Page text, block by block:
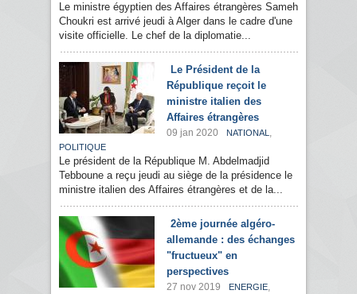
Le ministre égyptien des Affaires étrangères Sameh
Choukri est arrivé jeudi à Alger dans le cadre d'une
visite officielle. Le chef de la diplomatie...
Le Président de la
République reçoit le
ministre italien des
Affaires étrangères
09 jan 2020 NATIONAL ,
POLITIQUE
Le président de la République M. Abdelmadjid
Tebboune a reçu jeudi au siège de la présidence le
ministre italien des Affaires étrangères et de la...
2ème journée algéro-
allemande : des échanges
"fructueux" en
perspectives
27 nov 2019 ENERGIE,